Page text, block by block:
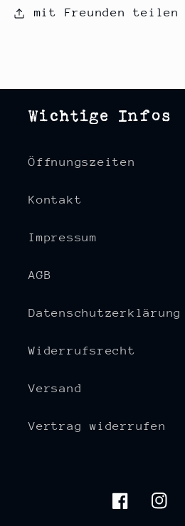
mit Freunden teilen
Wichtige Infos
Öffnungszeiten
Kontakt
Impressum
AGB
Datenschutzerklärung
Widerrufsrecht
Versand
Vertrag widerrufen
Facebook